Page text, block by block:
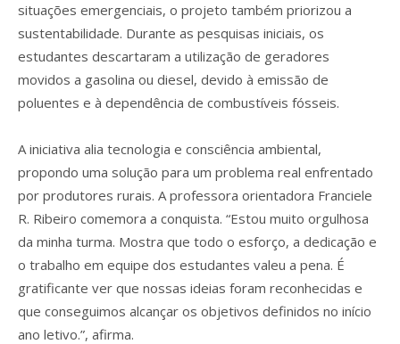
situações emergenciais, o projeto também priorizou a
sustentabilidade. Durante as pesquisas iniciais, os
estudantes descartaram a utilização de geradores
movidos a gasolina ou diesel, devido à emissão de
poluentes e à dependência de combustíveis fósseis.
A iniciativa alia tecnologia e consciência ambiental,
propondo uma solução para um problema real enfrentado
por produtores rurais. A professora orientadora Franciele
R. Ribeiro comemora a conquista. “Estou muito orgulhosa
da minha turma. Mostra que todo o esforço, a dedicação e
o trabalho em equipe dos estudantes valeu a pena. É
gratificante ver que nossas ideias foram reconhecidas e
que conseguimos alcançar os objetivos definidos no início
ano letivo.”, afirma.